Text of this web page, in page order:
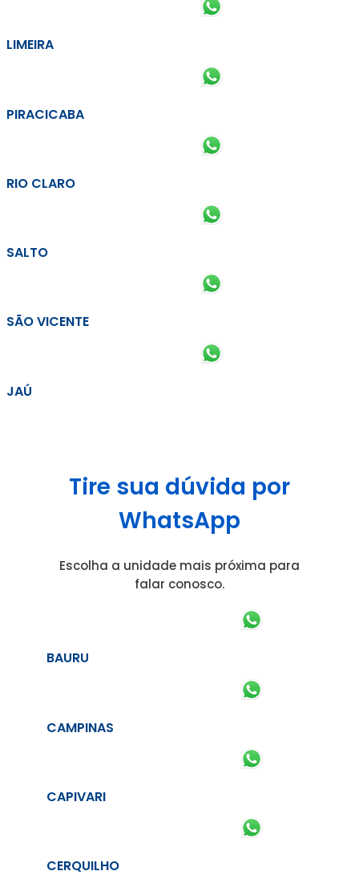
LIMEIRA
PIRACICABA
RIO CLARO
SALTO
SÃO VICENTE
JAÚ
Tire sua dúvida por
WhatsApp
Escolha a unidade mais próxima para
falar conosco.
BAURU
CAMPINAS
CAPIVARI
CERQUILHO